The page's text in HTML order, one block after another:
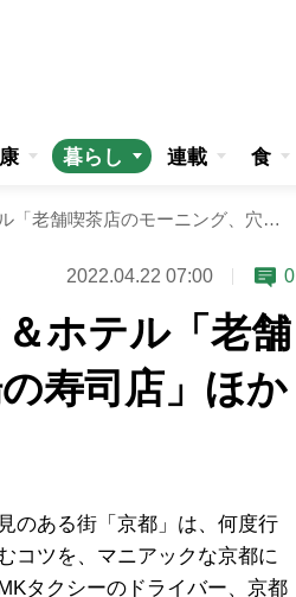
暮らし 連載 食
京都の達人おすすめグルメ＆ホテル「老舗喫茶店のモーニング、穴場の寿司店」ほか8選
2022.04.22 07:00 0
ホテル「老舗
寿司店」ほか
のある街「京都」は、何度行
コツを、マニアックな京都に
タクシーのドライバー、京都